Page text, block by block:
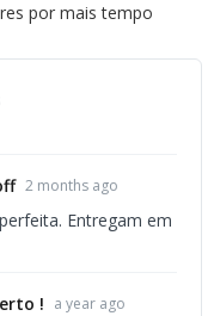
por mais tempo
2 months ago
Entregam em
! a year ago